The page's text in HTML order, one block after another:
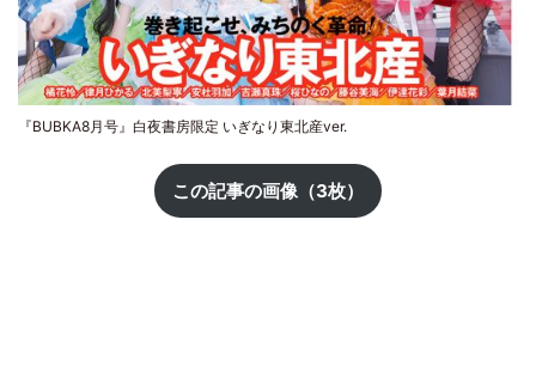
『BUBKA8月号』白夜書房限定 いぎなり東北産ver.
この記事の画像（3枚）